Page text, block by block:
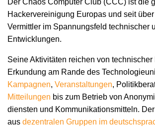
Der Chaos Computer Club (CCC) ist die
Hackervereinigung Europas und seit
Vermittler im Spannungsfeld technischer
Entwicklungen.
Seine Aktivitäten reichen von technischer
Erkundung am Rande des
Kampagnen, Veranstaltungen,
Mitteilungen bis zum Betrieb von
diensten und Kommunikations­mitteln.
aus dezentralen Gruppen im